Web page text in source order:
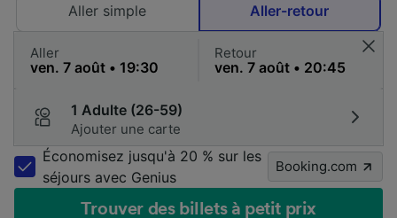
Aller simple
Aller-retour
Aller Retour
1 Adulte (26-59)
Ajouter une carte
Économisez jusqu'à 20 % sur les
séjours avec Genius
Booking.com
Trouver des billets à petit prix